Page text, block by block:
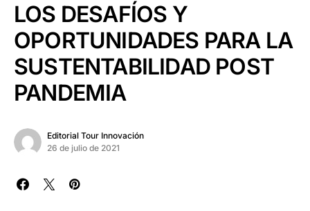
LOS DESAFÍOS Y
OPORTUNIDADES PARA LA
SUSTENTABILIDAD POST
PANDEMIA
Editorial Tour Innovación
26 de julio de 2021